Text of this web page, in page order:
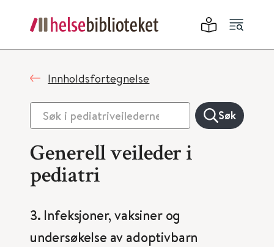
Innholdsfortegnelse
Søk
Generell veileder i
pediatri
3. Infeksjoner, vaksiner og
undersøkelse av adoptivbarn